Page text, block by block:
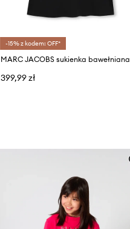
-15% z kodem: OFF*
MARC JACOBS sukienka bawełniana
399,99 zł